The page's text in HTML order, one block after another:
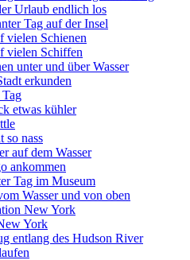
Urlaub endlich los
Tag auf der Insel
vielen Schienen
vielen Schiffen
unter und über Wasser
erkunden
etwas kühler
so nass
auf dem Wasser
ankommen
Tag im Museum
Wasser und von oben
New York
York
entlang des Hudson River